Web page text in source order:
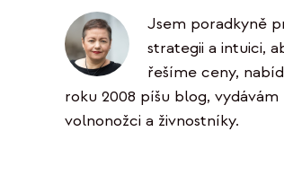
Jsem poradkyně
strategii a intuici,
řešíme ceny,
roku 2008 píšu blog,
volnonožci a živnostníky.